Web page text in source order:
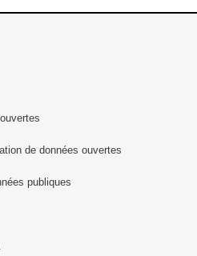
de données ouvertes
publiques